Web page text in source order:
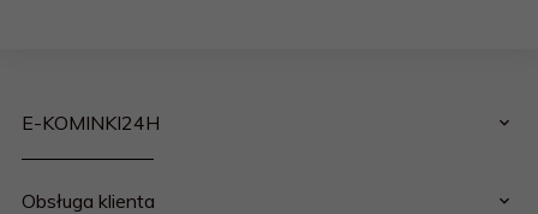
Obsługa klienta
E-KOMINKI24H